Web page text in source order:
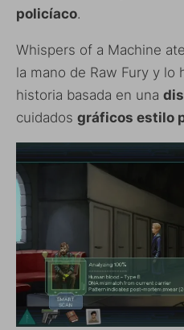
policíaco.
Whispers of a Machine
la mano de Raw Fury y lo
historia basada en una
cuidados gráficos estilo